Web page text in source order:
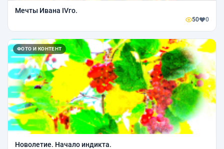
Мечты Ивана IVго.
50 0
ФОТО И КОНТЕНТ
Новолетие. Начало индикта.